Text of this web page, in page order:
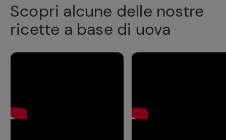
Scopri alcune delle nostre
ricette a base di uova